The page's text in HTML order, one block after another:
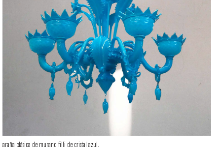
araña clásica de murano filli de cristal azul.